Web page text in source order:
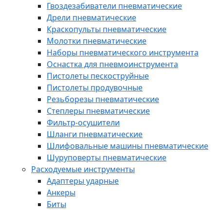
Гвоздезабиватели пневматические
Дрели пневматические
Краскопульты пневматические
Молотки пневматические
Наборы пневматического инструмента
Оснастка для пневмоинструмента
Пистолеты пескоструйные
Пистолеты продувочные
Резьборезы пневматические
Степлеры пневматические
Фильтр-осушители
Шланги пневматические
Шлифовальные машины пневматические
Шуруповерты пневматические
Расходуемые инструменты
Адаптеры ударные
Анкеры
Биты